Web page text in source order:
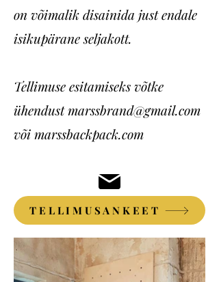
on võimalik disainida just endale
isikupärane seljakott.
Tellimuse esitamiseks võtke
ühendustmarssbrand@gmail.com
või marssbackpack.com
TELLIMUSANKEET